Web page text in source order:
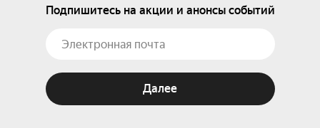
Подпишитесь на акции и анонсы событий
Далее